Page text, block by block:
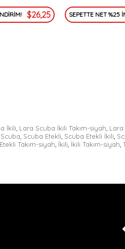
$26,25 SEPETTE NET %25
İkili, Lara Scuba İkili Takım-siyah, Lara
Scuba, Scuba Etekli, Scuba Etekli İkili,
Etekli Takım-siyah, İkili, İkili Takım-siyah,